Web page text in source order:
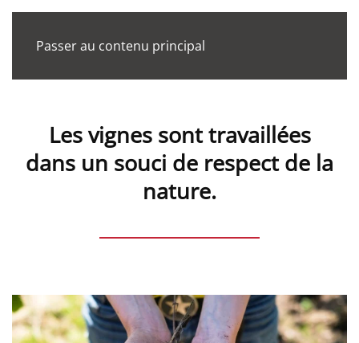
Passer au contenu principalTout démarre par le sol
Les vignes sont travaillées
dans un souci de respect de la
nature.